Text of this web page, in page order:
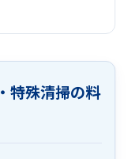
特殊清掃の料